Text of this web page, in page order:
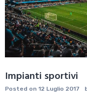
Impianti sportivi
Posted on 12 Luglio 2017